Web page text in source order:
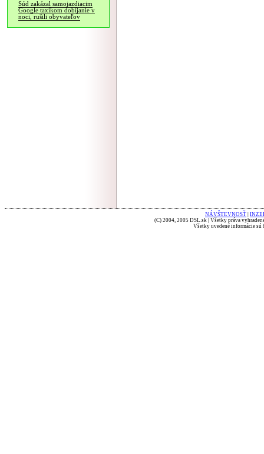
Súd zakázal samojazdiacim
Google taxíkom dobíjanie v
noci, rušili obyvateľov
NÁVŠTEVNOSŤ
(C) 2004, 2005 DSL.sk | Všetky práva
Všetky uvedené informácie sú